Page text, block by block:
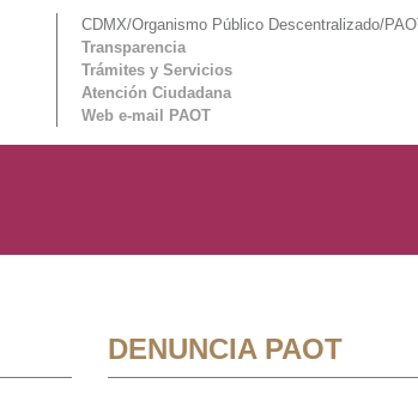
CDMX/Organismo Público Descentralizado/
Transparencia
Trámites y Servicios
Atención Ciudadana
Web e-mail PAOT
DENUNCIA PAOT